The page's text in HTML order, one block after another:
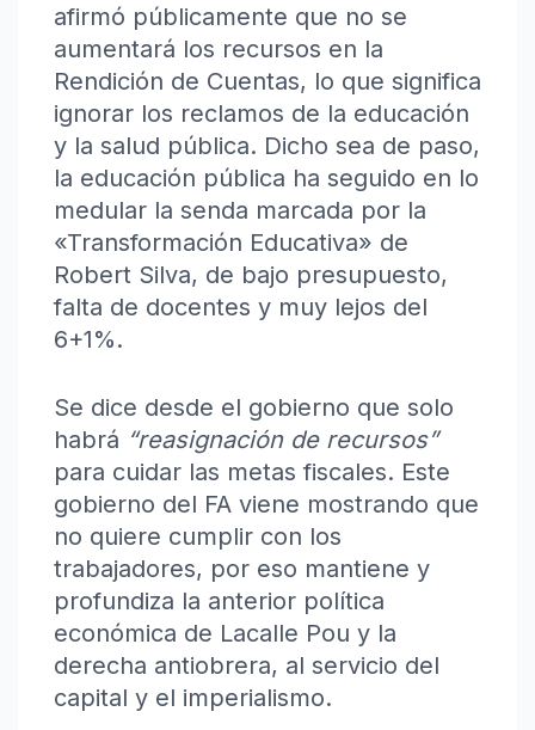
afirmó públicamente que no se
aumentará los recursos en la
Rendición de Cuentas, lo que significa
ignorar los reclamos de la educación
y la salud pública. Dicho sea de paso,
la educación pública ha seguido en lo
medular la senda marcada por la
«Transformación Educativa» de
Robert Silva, de bajo presupuesto,
falta de docentes y muy lejos del
6+1%.
Se dice desde el gobierno que solo
habrá “reasignación de recursos”
para cuidar las metas fiscales. Este
gobierno del FA viene mostrando que
no quiere cumplir con los
trabajadores, por eso mantiene y
profundiza la anterior política
económica de Lacalle Pou y la
derecha antiobrera, al servicio del
capital y el imperialismo.